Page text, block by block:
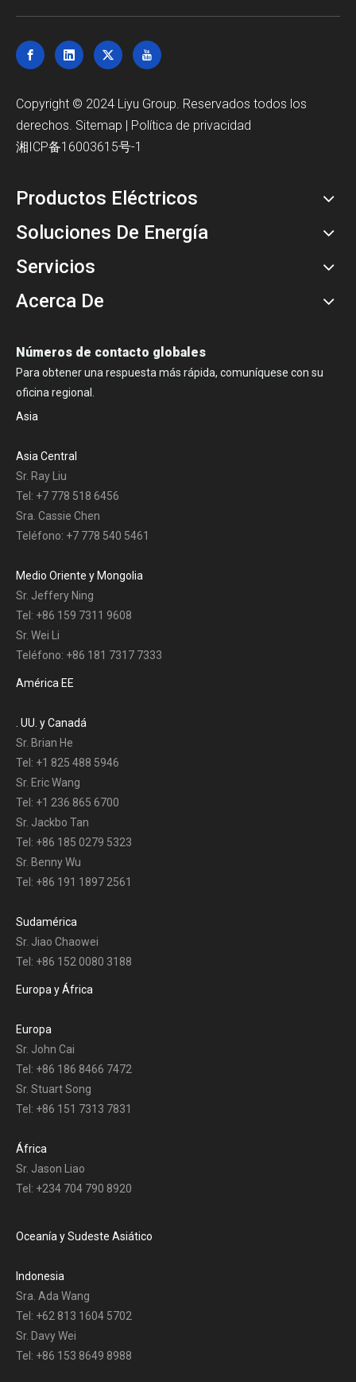
Copyright © 2024 Liyu Group. Reservados todos los
derechos. Sitemap | Política de privacidad
湘ICP备16003615号-1
Productos Eléctricos
Soluciones De Energía
Servicios
Acerca De
Números de contacto globales
Para obtener una respuesta más rápida, comuníquese con su
oficina regional.
Asia
Asia Central
Sr. Ray Liu
Tel: +7 778 518 6456
Sra. Cassie Chen
Teléfono: +7 778 540 5461
Medio Oriente y Mongolia
Sr. Jeffery Ning
Tel: +86 159 7311 9608
Sr. Wei Li
Teléfono: +86 181 7317 7333
América EE
. UU. y Canadá
Sr. Brian He
Tel: +1 825 488 5946
Sr. Eric Wang
Tel: +1 236 865 6700
Sr. Jackbo Tan
Tel: +86 185 0279 5323
Sr. Benny Wu
Tel: +86 191 1897 2561
Sudamérica
Sr. Jiao Chaowei
Tel: +86 152 0080 3188
Europa y África
Europa
Sr. John Cai
Tel: +86 186 8466 7472
Sr. Stuart Song
Tel: +86 151 7313 7831
África
Sr. Jason Liao
Tel: +234 704 790 8920
Oceanía y Sudeste Asiático
Indonesia
Sra. Ada Wang
Tel: +62 813 1604 5702
Sr. Davy Wei
Tel: +86 153 8649 8988